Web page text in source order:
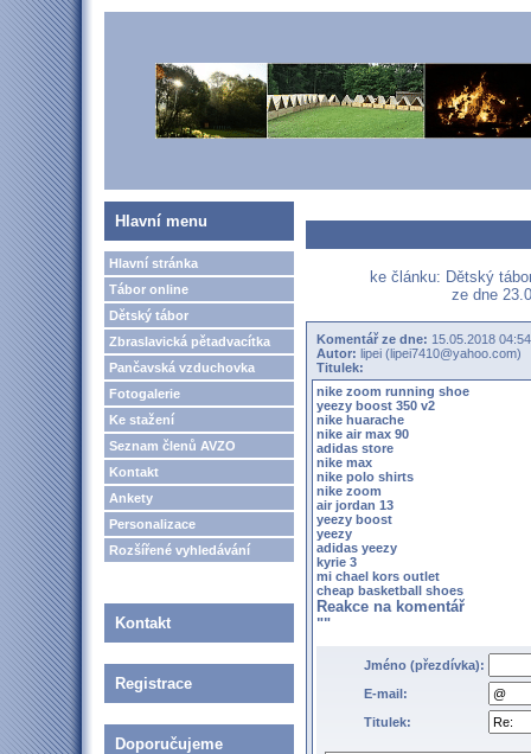
Hlavní menu
Hlavní stránka
Tábor online
Dětský tábor
Zbraslavická pětadvacítka
Pančavská vzduchovka
Fotogalerie
Ke stažení
Seznam členů AVZO
Kontakt
Ankety
Personalizace
Rozšířené vyhledávání
Kontakt
Registrace
Doporučujeme
ke článku: Dětský
ze dne
Komentář ze dne: 15.05.2018
Autor: lipei (lipei7410@yahoo.com)
Titulek:
nike zoom running shoe
yeezy boost 350 v2
nike huarache
nike air max 90
adidas store
nike max
nike polo shirts
nike zoom
air jordan 13
yeezy boost
yeezy
adidas yeezy
kyrie 3
mi chael kors outlet
cheap basketball shoes
Reakce na komentář
""
Jméno (přezdívka):
E-mail:
Titulek: